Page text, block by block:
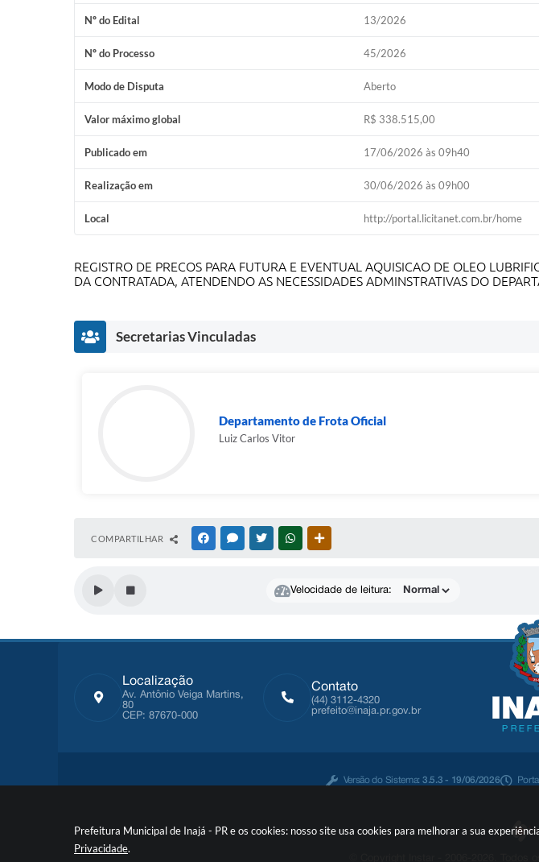
Prefeitura Municipal de Inajá - PR e os cookies: nosso site usa cookies para melhorar a sua
Privacidade.
Nº do Edital 13/2026
Nº do Processo 45/2026
Modo de Disputa Aberto
Valor máximo global R$ 338.515,00
Publicado em 17/06/2026 às 09h40
Realização em 30/06/2026 às 09h00
Local http://portal.licitanet.com.br/home
REGISTRO DE PRECOS PARA FUTURA E EVENTUAL AQUISICAO DE OLEO
DA CONTRATADA, ATENDENDO AS NECESSIDADES ADMINSTRATIVAS DO
Secretarias Vinculadas
Departamento de Frota Oficial
Luiz Carlos Vitor
COMPARTILHAR FACEBOOKMESSENGER
TWITTERWHATSAPP
Velocidade de leitura:
Localização
Av. Antônio Veiga Martins,
80
CEP: 87670-000
Contato
(44) 3112-4320
prefeito@inaja.pr.gov.br
Versão do Sistema: 3.5.3 - 19/06/2026